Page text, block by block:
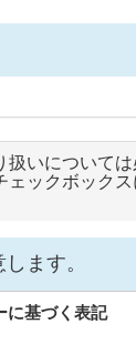
扱いについて
ェックボック
ます。
に基づく表記